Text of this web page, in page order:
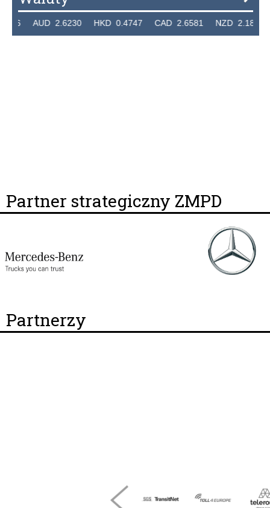
AUD 2.6230 HKD 0.4747 CAD 2.6581 NZD
Partner strategiczny ZMPD
Partnerzy